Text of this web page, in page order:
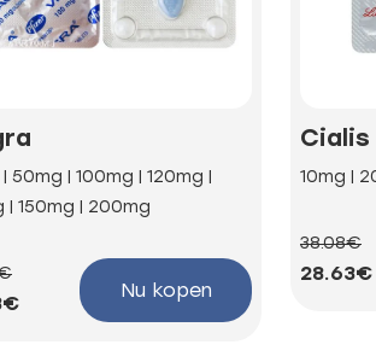
50mg | 100mg | 120mg |
| 150mg | 200mg
Nu kopen
Cialis
10mg |
38.08€
28.63€